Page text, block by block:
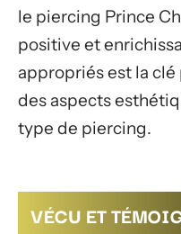
le piercing Prince
positive et
appropriés est la
des aspects
type de piercing.
VÉCU ET